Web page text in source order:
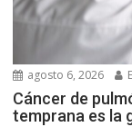
agosto 6, 2026
Cáncer de
temprana es la